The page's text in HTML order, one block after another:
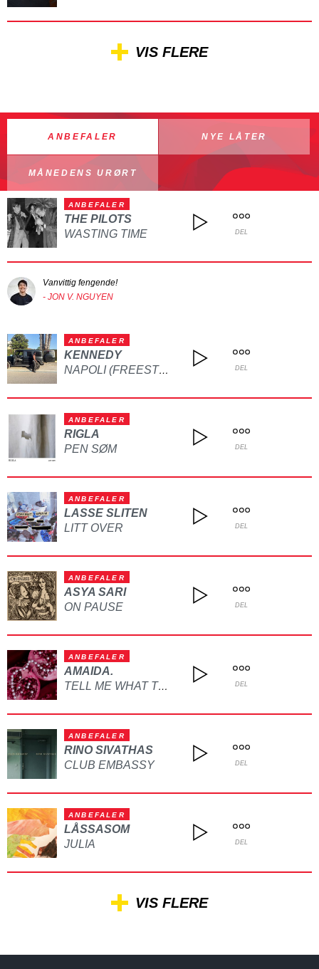
VIS FLERE
ANBEFALER NYE LÅTER
MÅNEDENS URØRT
ANBEFALER
THE PILOTS
WASTING TIME
DEL
Vanvittig fengende!
- JON V. NGUYEN
ANBEFALER
KENNEDY
NAPOLI (FREESTYLE) DEL
ANBEFALER
RIGLA
PEN SØM
DEL
ANBEFALER
LASSE SLITEN
LITT OVER
DEL
ANBEFALER
ASYA SARI
ON PAUSE
DEL
ANBEFALER
AMAIDA.
TELL ME WHAT TO DO DEL
ANBEFALER
RINO SIVATHAS
CLUB EMBASSY
DEL
ANBEFALER
LÅSSASOM
JULIA
DEL
VIS FLERE